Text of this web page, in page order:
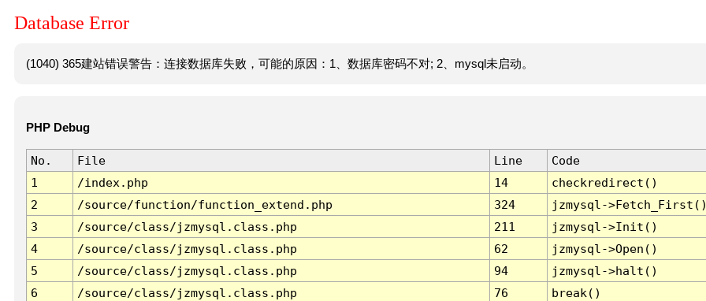
Database Error
(1040) 365建站错误警告：连接数据库失败，可能的原因：1、数据库密码不对; 2、mysql未启动。
PHP Debug
No. File Line
Code
1
/index.php 14
checkredirect()
2
/source/function/function_extend.php 324
jzmysql-
3
/source/class/jzmysql.class.php 211
jzmysql->Init()
4
/source/class/jzmysql.class.php 62
jzmysql->Open()
5
/source/class/jzmysql.class.php 94
jzmysql->halt()
6
/source/class/jzmysql.class.php 76 break()